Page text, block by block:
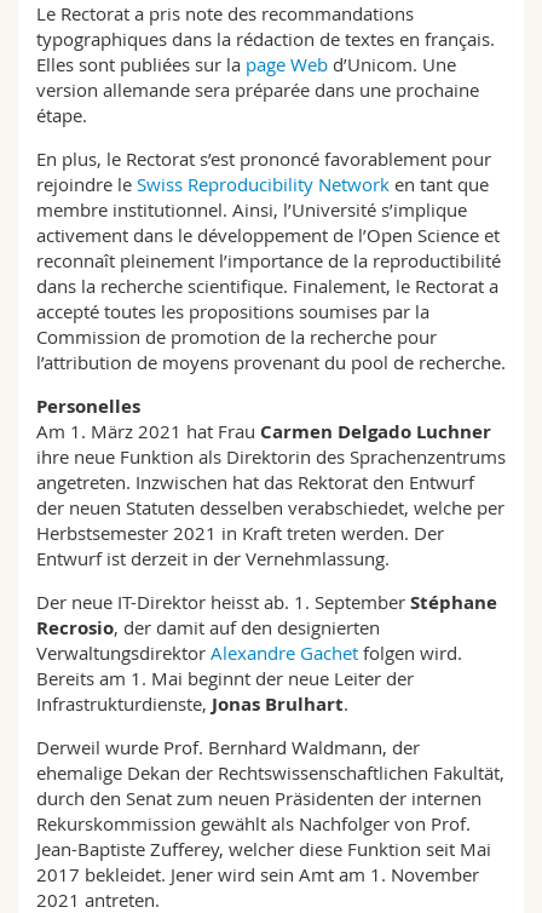
Le Rectorat a pris note des recommandations
typographiques dans la rédaction de textes en français.
Elles sont publiées sur la page Web d’Unicom. Une
version allemande sera préparée dans une prochaine
étape.
En plus, le Rectorat s’est prononcé favorablement pour
rejoindre le Swiss Reproducibility Network en tant que
membre institutionnel. Ainsi, l’Université s’implique
activement dans le développement de l’Open Science et
reconnaît pleinement l’importance de la reproductibilité
dans la recherche scientifique. Finalement, le Rectorat a
accepté toutes les propositions soumises par la
Commission de promotion de la recherche pour
l’attribution de moyens provenant du pool de recherche.
Personelles
Am 1. März 2021 hat Frau Carmen Delgado Luchner
ihre neue Funktion als Direktorin des Sprachenzentrums
angetreten. Inzwischen hat das Rektorat den Entwurf
der neuen Statuten desselben verabschiedet, welche per
Herbstsemester 2021 in Kraft treten werden. Der
Entwurf ist derzeit in der Vernehmlassung.
Der neue IT-Direktor heisst ab. 1. September Stéphane
Recrosio, der damit auf den designierten
Verwaltungsdirektor Alexandre Gachet folgen wird.
Bereits am 1. Mai beginnt der neue Leiter der
Infrastrukturdienste, Jonas Brulhart.
Derweil wurde Prof. Bernhard Waldmann, der
ehemalige Dekan der Rechtswissenschaftlichen Fakultät,
durch den Senat zum neuen Präsidenten der internen
Rekurskommission gewählt als Nachfolger von Prof.
Jean-Baptiste Zufferey, welcher diese Funktion seit Mai
2017 bekleidet. Jener wird sein Amt am 1. November
2021 antreten.